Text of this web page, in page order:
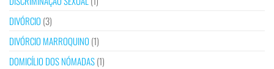
DIVÓRCIO (3)
DIVÓRCIO MARROQUINO (1)
DOMICÍLIO DOS NÓMADAS(1)